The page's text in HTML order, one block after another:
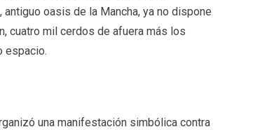
oasis de la Mancha, ya no dispone
cuatro mil cerdos de afuera más los
espacio.
una manifestación simbólica contra